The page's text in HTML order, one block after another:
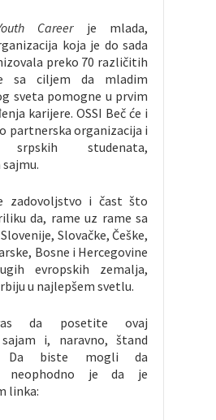
Careerje mlada,
koja je do sada
preko 70 različitih
sa ciljem da mladim
sveta pomogne u prvim
karijere. OSSI Beč će i
partnerska organizacija i
srpskih studenata,
zadovoljstvo i čast što
da, rame uz rame sa
Slovačke, Češke,
Bosne i Hercegovine
evropskih zemalja,
u najlepšem svetlu.
da posetite ovaj
i, naravno, štand
Da biste mogli da
neophodno je da je
linka: